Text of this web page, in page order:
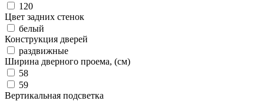
120
Цвет задних стенок
белый
Конструкция дверей
раздвижные
Ширина дверного проема, (см)
58
59
Вертикальная подсветка